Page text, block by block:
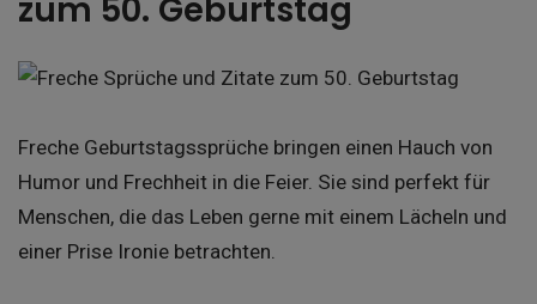
zum 50. Geburtstag
Freche Geburtstagssprüche bringen einen Hauch von
Humor und Frechheit in die Feier. Sie sind perfekt für
Menschen, die das Leben gerne mit einem Lächeln und
einer Prise Ironie betrachten.